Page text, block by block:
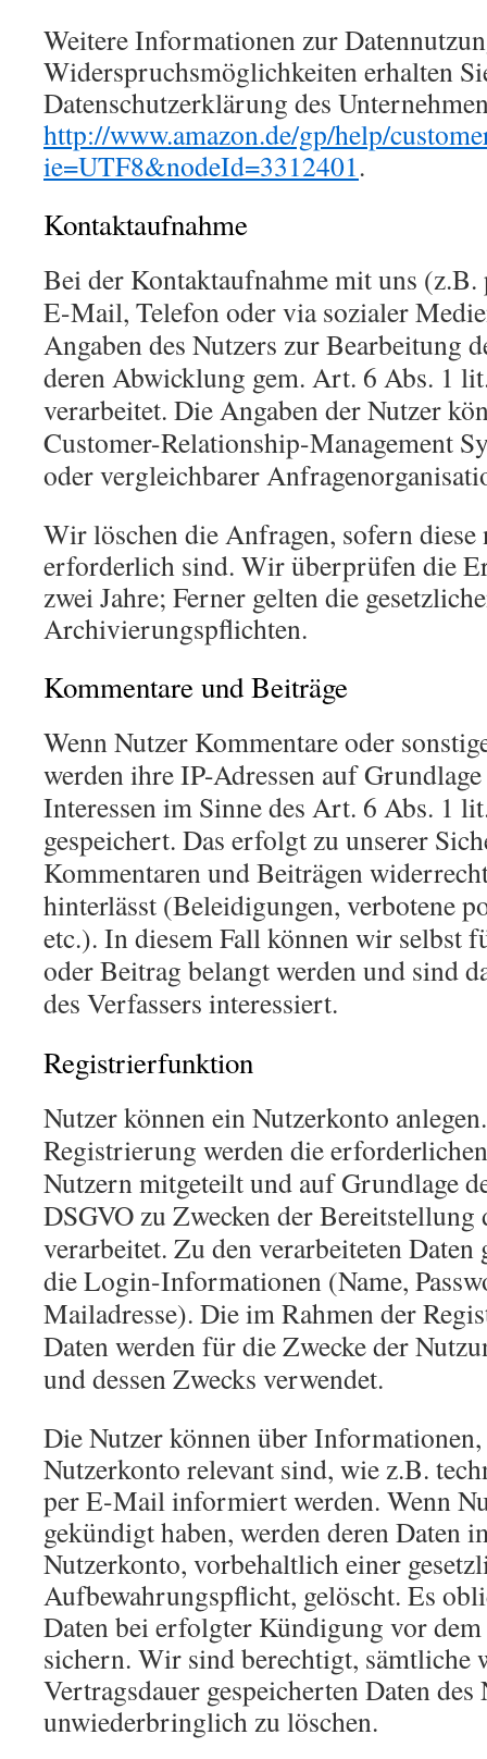
Weitere Informationen zur
Widerspruchsmöglichkeiten erhalten
Datenschutzerklärung des
http://www.amazon.de/gp/help/
ie=UTF8&nodeId=3312401.
Kontaktaufnahme
Bei der Kontaktaufnahme mit uns
E-Mail, Telefon oder via sozialer
Angaben des Nutzers zur Bearbeitung
deren Abwicklung gem. Art. 6 Abs. 1
verarbeitet. Die Angaben der Nutzer
Customer-Relationship-Management
oder vergleichbarer
Wir löschen die Anfragen, sofern diese
erforderlich sind. Wir überprüfen die
zwei Jahre; Ferner gelten die
Archivierungspflichten.
Kommentare und Beiträge
Wenn Nutzer Kommentare oder
werden ihre IP-Adressen auf
Interessen im Sinne des Art. 6 Abs. 1
gespeichert. Das erfolgt zu unserer
Kommentaren und Beiträgen
hinterlässt (Beleidigungen, verbotene
etc.). In diesem Fall können wir selbst
oder Beitrag belangt werden und sind
des Verfassers interessiert.
Registrierfunktion
Nutzer können ein Nutzerkonto
Registrierung werden die
Nutzern mitgeteilt und auf Grundlage
DSGVO zu Zwecken der Bereitstellung
verarbeitet. Zu den verarbeiteten Daten
die Login-Informationen (Name,
Mailadresse). Die im Rahmen der
Daten werden für die Zwecke der
und dessen Zwecks verwendet.
Die Nutzer können über
Nutzerkonto relevant sind, wie z.B.
per E-Mail informiert werden. Wenn
gekündigt haben, werden deren Daten
Nutzerkonto, vorbehaltlich einer
Aufbewahrungspflicht, gelöscht. Es
Daten bei erfolgter Kündigung vor dem
sichern. Wir sind berechtigt, sämtliche
Vertragsdauer gespeicherten Daten des
unwiederbringlich zu löschen.